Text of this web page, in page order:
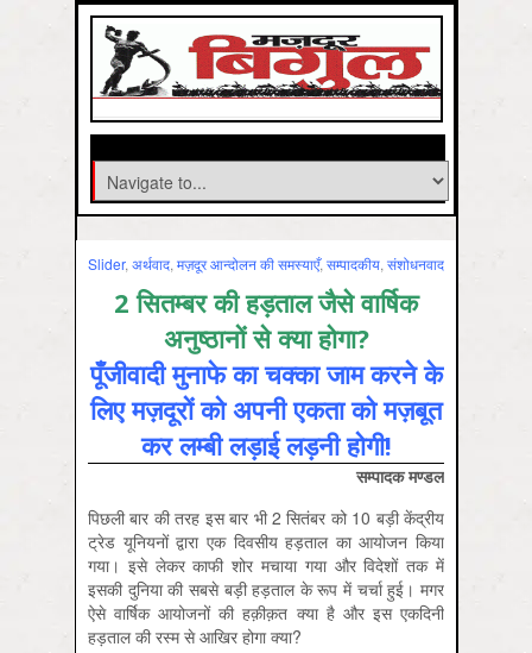
Slider, अर्थवाद, मज़दूर आन्दोलन की समस्‍याएँ, सम्‍पादकीय, संशोधनवाद
2 सितम्बर की हड़ताल जैसे वार्षिक
अनुष्ठानों से क्या होगा?
पूँजीवादी मुनाफे का चक्का जाम करने के
लिए मज़दूरों को अपनी एकता को मज़बूत
कर लम्बी लड़ाई लड़नी होगी!
सम्पादक मण्डल
पिछली बार की तरह इस बार भी 2 सितंबर को 10 बड़ी केंद्रीय
ट्रेड यूनियनों द्वारा एक दिवसीय हड़ताल का आयोजन किया
गया। इसे लेकर काफी शोर मचाया गया और विदेशों तक में
इसकी दुनिया की सबसे बड़ी हड़ताल के रूप में चर्चा हुई। मगर
ऐसे वार्षिक आयोजनों की हक़ीक़त क्‍या है और इस एकदिनी
हड़ताल की रस्म से आखिर होगा क्या?